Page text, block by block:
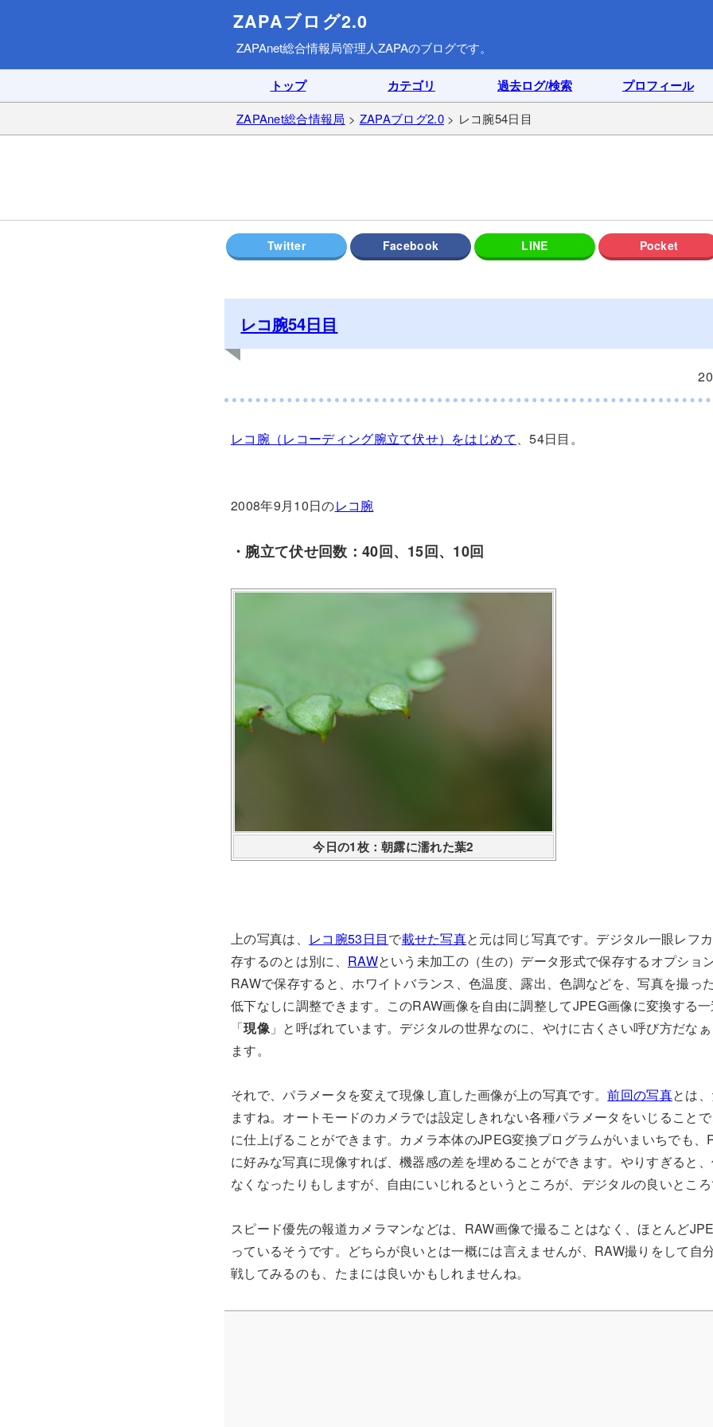
ZAPAブログ2.0
ZAPAnet総合情報局管理人ZAPAのブログです。
トップ カテゴリ 過去ログ/検索 プロフィール
ZAPAnet総合情報局 > ZAPAブログ2.0> レコ腕54日目
レコ腕54日目
レコ腕（レコーディング腕立て伏せ）をはじめて、54日目。
2008年9月10日のレコ腕
・腕立て伏せ回数：40回、15回、10回
今日の1枚：朝露に濡れた葉2
上の写真は、 レコ腕53日目で載せた写真と元は同じ写真です。デジタル一眼レフカ
存するのとは別に、 RAWという未加工の（生の）データ形式で保存するオプショ
RAWで保存すると、ホワイトバランス、色温度、露出、色調などを、写真を撮っ
低下なしに調整できます。このRAW画像を自由に調整してJPEG画像に変換する
「現像」と呼ばれています。デジタルの世界なのに、やけに古くさい呼び方だな
ます。
それで、パラメータを変えて現像し直した画像が上の写真です。前回の写真とは
ますね。オートモードのカメラでは設定しきれない各種パラメータをいじること
に仕上げることができます。カメラ本体のJPEG変換プログラムがいまいちでも、
に好みな写真に現像すれば、機器感の差を埋めることができます。やりすぎると
なくなったりもしますが、自由にいじれるというところが、デジタルの良いところ
スピード優先の報道カメラマンなどは、RAW画像で撮ることはなく、ほとんど
っているそうです。どちらが良いとは一概には言えませんが、RAW撮りをして自
戦してみるのも、たまには良いかもしれませんね。